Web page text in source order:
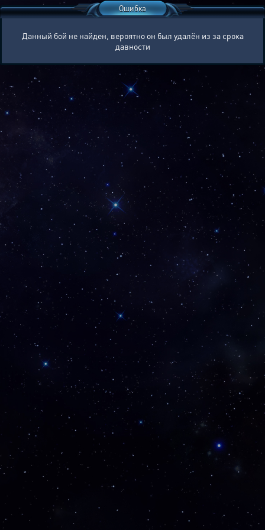
Ошибка
Данный бой не найден, вероятно он был удалён из за срока
давности